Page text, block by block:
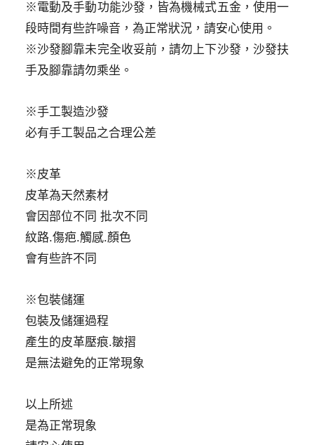
※電動及手動功能沙發，皆為機械式五金，使用一
段時間有些許噪音，為正常狀況，請安心使用。
※沙發腳靠未完全收妥前，請勿上下沙發，沙發扶
手及腳靠請勿乘坐。
※手工製造沙發
必有手工製品之合理公差
※皮革
皮革為天然素材
會因部位不同 批次不同
紋路.傷疤.觸感.顏色
會有些許不同
※包裝儲運
包裝及儲運過程
產生的皮革壓痕.皺摺
是無法避免的正常現象
以上所述
是為正常現象